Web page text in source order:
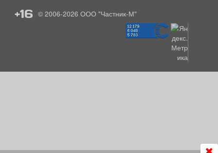
+16 © 2006-2026 ООО "Частник-М"